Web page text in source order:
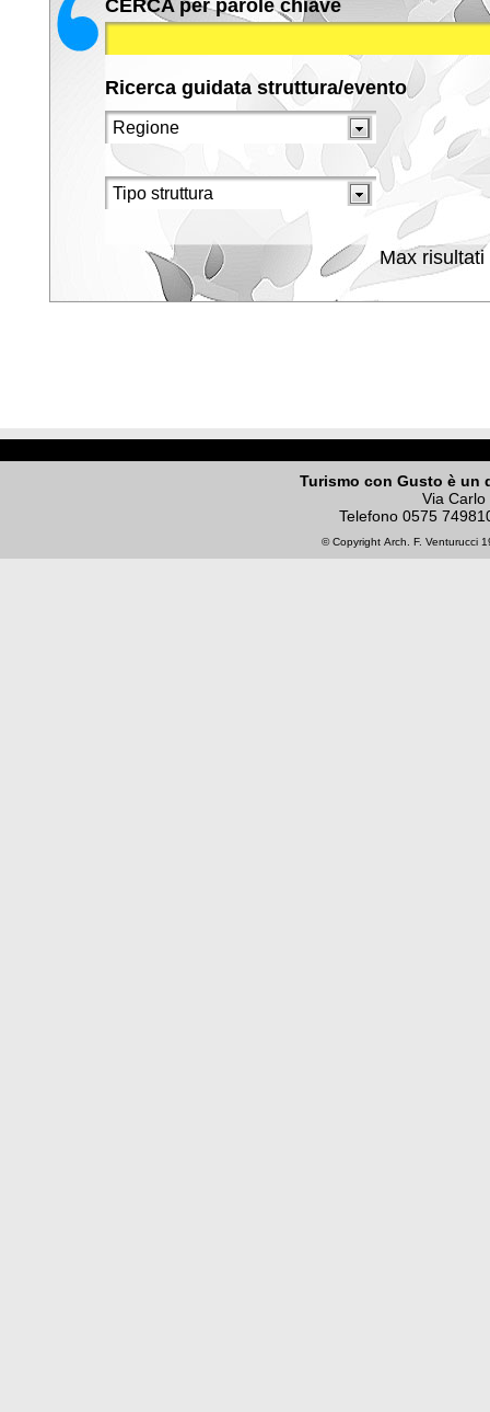
CERCA per parole chiave
Ricerca guidata struttura/evento
Max risultati
Turismo con Gusto è un
Via
Telefono 0575
© Copyright Arch. F. Venturucci